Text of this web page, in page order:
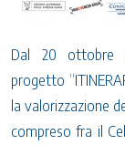
Dal 20 ottobre
progetto
la valorizzazione
compreso fra il